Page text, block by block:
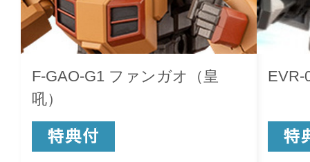
F-GAO-G1 ファンガオ（皇
吼）
EVR-